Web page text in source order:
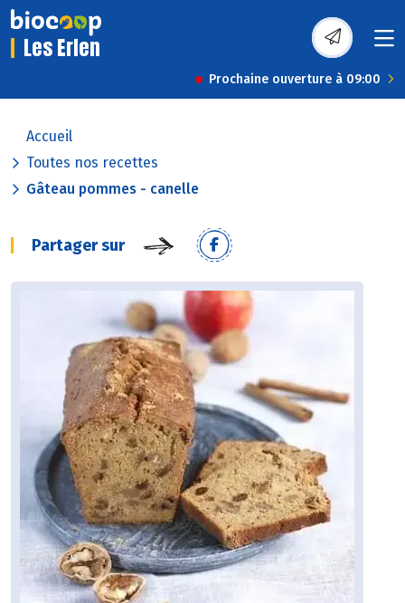
Les Erlen
Prochaine ouverture à 09:00
Accueil
Toutes nos recettes
Gâteau pommes - canelle
Partager sur